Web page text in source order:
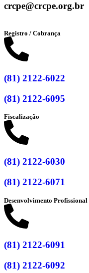
crcpe@crcpe.org.br
Registro / Cobrança
(81) 2122-6022
(81) 2122-6095
Fiscalização
(81) 2122-6030
(81) 2122-6071
Desenvolvimento Profissional
(81) 2122-6091
(81) 2122-6092